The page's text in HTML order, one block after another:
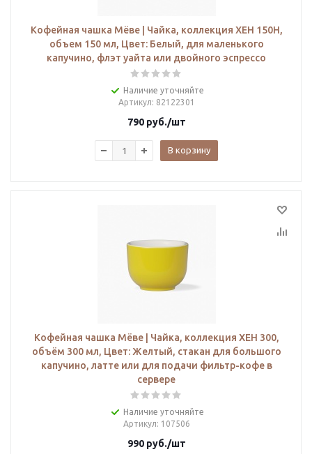
Кофейная чашка Мёве | Чайка, коллекция ХЕН 150H,
объем 150 мл, Цвет: Белый, для маленького
капучино, флэт уайта или двойного эспрессо
Наличие уточняйте
Артикул: 82122301
790руб./шт
В корзину
Кофейная чашка Мёве | Чайка, коллекция ХЕН 300,
объём 300 мл, Цвет: Желтый, стакан для большого
капучино, латте или для подачи фильтр-кофе в
сервере
Наличие уточняйте
Артикул: 107506
990руб./шт